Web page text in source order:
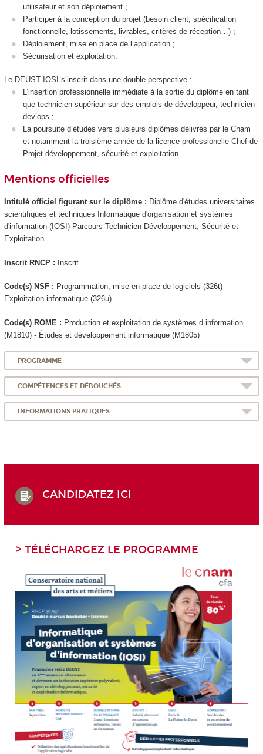
utilisateur et son déploiement ;
Participer à la conception du projet (besoin client, spécification
fonctionnelle, lotissements, livrables, critères de réception…) ;
Déploiement, mise en place de l’application ;
Sécurisation et exploitation.
Le DEUST IOSI s’inscrit dans une double perspective :
L’insertion professionnelle immédiate à la sortie du diplôme en tant
que technicien supérieur sur des emplois de développeur, technicien
dev’ops ;
La poursuite d’études vers plusieurs diplômes délivrés par le Cnam
et notamment la troisième année de la licence professionelle Chef de
Projet développement, sécurité et exploitation.
Mentions officielles
Intitulé officiel figurant sur le diplôme : Diplôme d'études universitaires
scientifiques et techniques Informatique d'organisation et systèmes
d'information (IOSI) Parcours Technicien Développement, Sécurité et
Exploitation
Inscrit RNCP : Inscrit
Code(s) NSF : Programmation, mise en place de logiciels (326t) -
Exploitation informatique (326u)
Code(s) ROME : Production et exploitation de systèmes d information
(M1810) - Études et développement informatique (M1805)
PROGRAMME
COMPÉTENCES ET DÉBOUCHÉS
INFORMATIONS PRATIQUES
CANDIDATEZ ICI
> TÉLÉCHARGEZ LE PROGRAMME